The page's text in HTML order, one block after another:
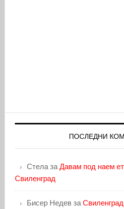
ПОСЛЕДНИ
Стелаза Давам под наем
Свиленград
Бисер Недевза